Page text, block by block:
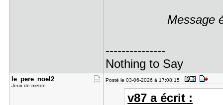
Message
---------------
Nothing to Say
le_pere_no​el2
Jeux de merde
Posté le 03-06-2026 à 17:08:15
v87 a écrit :